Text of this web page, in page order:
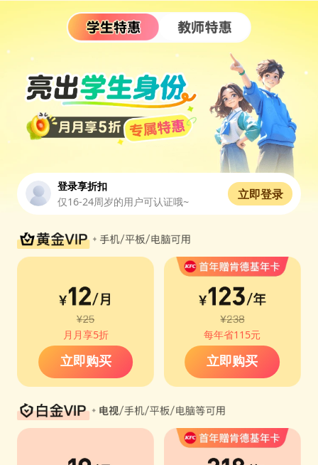
登录享折扣
仅16-24周岁的用户可认证哦~
立即登录
月月享5折
立即购买
每年省115元
立即购买